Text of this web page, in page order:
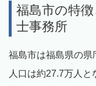
福島市の特
士事務所
福島市は福島県の
人口は約27.7万人